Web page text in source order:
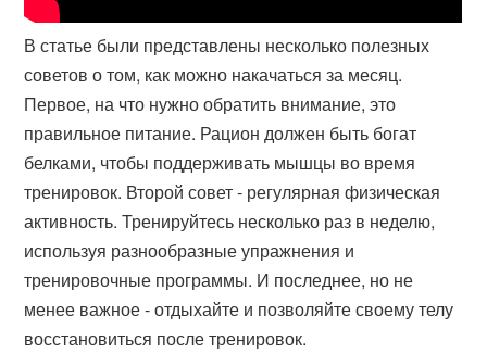
В статье были представлены несколько полезных
советов о том, как можно накачаться за месяц.
Первое, на что нужно обратить внимание, это
правильное питание. Рацион должен быть богат
белками, чтобы поддерживать мышцы во время
тренировок. Второй совет - регулярная физическая
активность. Тренируйтесь несколько раз в неделю,
используя разнообразные упражнения и
тренировочные программы. И последнее, но не
менее важное - отдыхайте и позволяйте своему телу
восстановиться после тренировок.